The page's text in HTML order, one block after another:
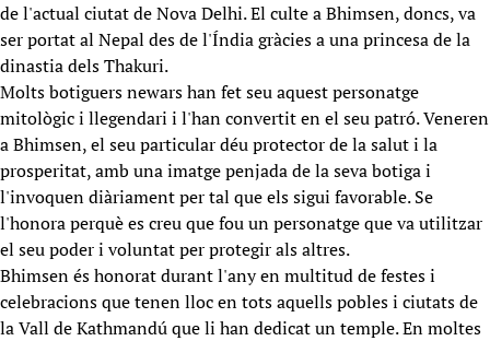
de l'actual ciutat de Nova Delhi. El culte a Bhimsen, doncs, va
ser portat al Nepal des de l'Índia gràcies a una princesa de la
dinastia dels Thakuri.
Molts botiguers newars han fet seu aquest personatge
mitològic i llegendari i l'han convertit en el seu patró. Veneren
a Bhimsen, el seu particular déu protector de la salut i la
prosperitat, amb una imatge penjada de la seva botiga i
l'invoquen diàriament per tal que els sigui favorable. Se
l'honora perquè es creu que fou un personatge que va utilitzar
el seu poder i voluntat per protegir als altres.
Bhimsen és honorat durant l'any en multitud de festes i
celebracions que tenen lloc en tots aquells pobles i ciutats de
la Vall de Kathmandú que li han dedicat un temple. En moltes